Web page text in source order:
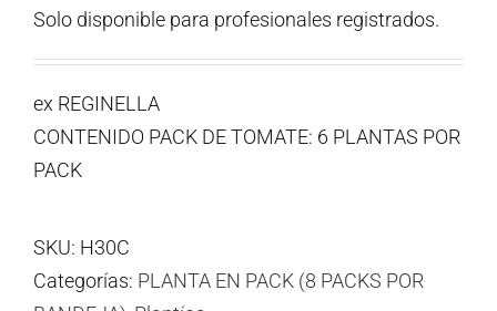
Solo disponible para profesionales registrados.
ex REGINELLA
CONTENIDO PACK DE TOMATE: 6 PLANTAS POR
PACK
SKU: H30C
Categorías: PLANTA EN PACK (8 PACKS POR